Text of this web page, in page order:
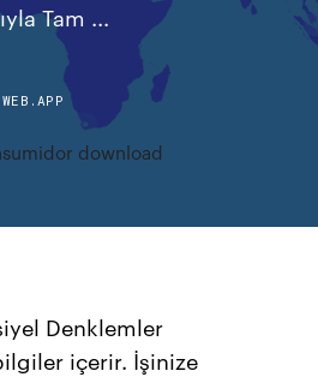
Tam ...
download
Denklemler
içerir. İşinize